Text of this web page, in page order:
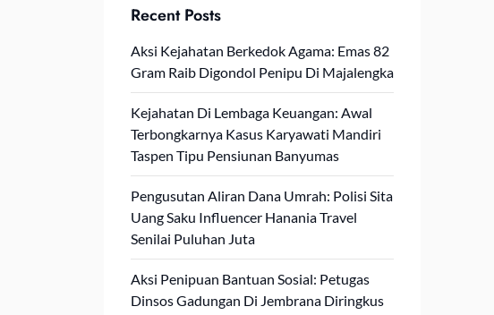
Recent Posts
Aksi Kejahatan Berkedok Agama: Emas 82
Gram Raib Digondol Penipu Di Majalengka
Kejahatan Di Lembaga Keuangan: Awal
Terbongkarnya Kasus Karyawati Mandiri
Taspen Tipu Pensiunan Banyumas
Pengusutan Aliran Dana Umrah: Polisi Sita
Uang Saku Influencer Hanania Travel
Senilai Puluhan Juta
Aksi Penipuan Bantuan Sosial: Petugas
Dinsos Gadungan Di Jembrana Diringkus